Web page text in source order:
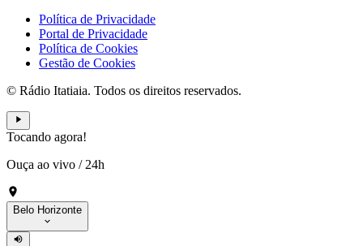
Política de Privacidade
Portal de Privacidade
Política de Cookies
Gestão de Cookies
© Rádio Itatiaia. Todos os direitos reservados.
Tocando agora!
Ouça ao vivo / 24h
Belo Horizonte